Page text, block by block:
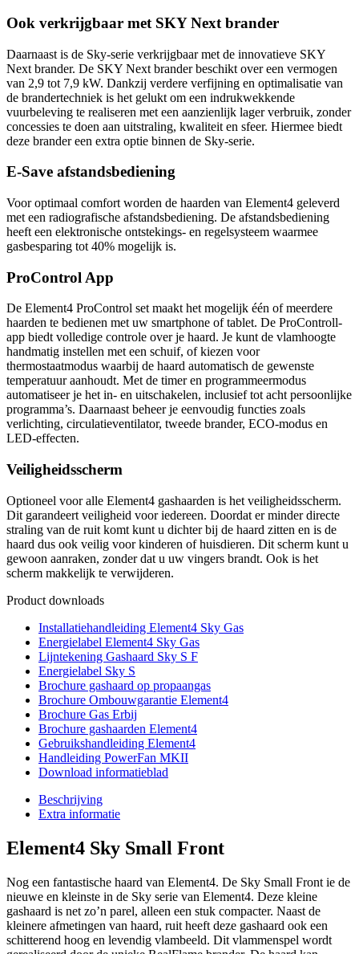
Ook verkrijgbaar met SKY Next brander
Daarnaast is de Sky-serie verkrijgbaar met de innovatieve SKY
Next brander. De SKY Next brander beschikt over een vermogen
van 2,9 tot 7,9 kW. Dankzij verdere verfijning en optimalisatie van
de brandertechniek is het gelukt om een indrukwekkende
vuurbeleving te realiseren met een aanzienlijk lager verbruik, zonder
concessies te doen aan uitstraling, kwaliteit en sfeer. Hiermee biedt
deze brander een extra optie binnen de Sky-serie.
E-Save afstandsbediening
Voor optimaal comfort worden de haarden van Element4 geleverd
met een radiografische afstandsbediening. De afstandsbediening
heeft een elektronische ontstekings- en regelsysteem waarmee
gasbesparing tot 40% mogelijk is.
ProControl App
De Element4 ProControl set maakt het mogelijk één of meerdere
haarden te bedienen met uw smartphone of tablet. De ProControll-
app biedt volledige controle over je haard. Je kunt de vlamhoogte
handmatig instellen met een schuif, of kiezen voor
thermostaatmodus waarbij de haard automatisch de gewenste
temperatuur aanhoudt. Met de timer en programmeermodus
automatiseer je het in- en uitschakelen, inclusief tot acht persoonlijke
programma’s. Daarnaast beheer je eenvoudig functies zoals
verlichting, circulatieventilator, tweede brander, ECO-modus en
LED-effecten.
Veiligheidsscherm
Optioneel voor alle Element4 gashaarden is het veiligheidsscherm.
Dit garandeert veiligheid voor iedereen. Doordat er minder directe
straling van de ruit komt kunt u dichter bij de haard zitten en is de
haard dus ook veilig voor kinderen of huisdieren. Dit scherm kunt u
gewoon aanraken, zonder dat u uw vingers brandt. Ook is het
scherm makkelijk te verwijderen.
Product downloads
Installatiehandleiding Element4 Sky Gas
Energielabel Element4 Sky Gas
Lijntekening Gashaard Sky S F
Energielabel Sky S
Brochure gashaard op propaangas
Brochure Ombouwgarantie Element4
Brochure Gas Erbij
Brochure gashaarden Element4
Gebruikshandleiding Element4
Handleiding PowerFan MKII
Download informatieblad
Beschrijving
Extra informatie
Element4 Sky Small Front
Nog een fantastische haard van Element4. De Sky Small Front ie de
nieuwe en kleinste in de Sky serie van Element4. Deze kleine
gashaard is net zo’n parel, alleen een stuk compacter. Naast de
kleinere afmetingen van haard, ruit heeft deze gashaard ook een
schitterend hoog en levendig vlambeeld. Dit vlammenspel wordt